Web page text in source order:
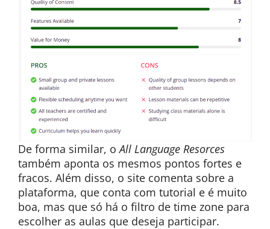
De forma similar, oAll Language Resorces
também aponta os mesmos pontos fortes e
fracos. Além disso, o site comenta sobre a
plataforma, que conta com tutorial e é muito
boa, mas que só há o filtro de time zone para
escolher as aulas que deseja participar.